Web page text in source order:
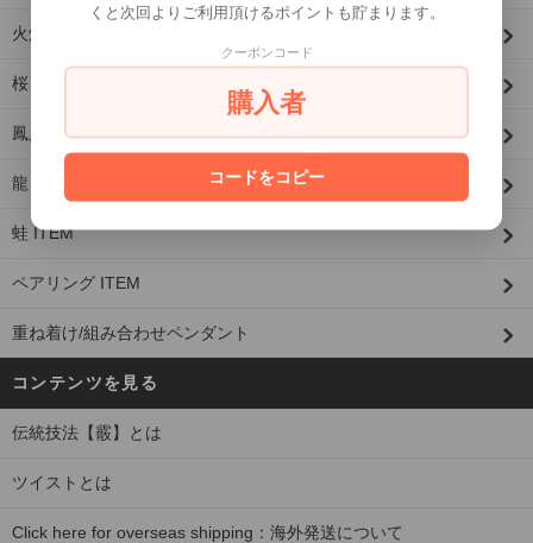
火焔ITEM
桜 ITEM
鳳凰羽ITEM
龍 ITEM
蛙 ITEM
ペアリング ITEM
重ね着け/組み合わせペンダント
コンテンツを見る
伝統技法【霰】とは
ツイストとは
Click here for overseas shipping：海外発送について
くと次回よりご利用頂けるポイントも貯まります。
クーポンコード
購入者
コードをコピー